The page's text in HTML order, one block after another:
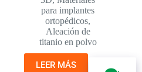
para implantes
ortopédicos,
Aleación de
titanio en polvo
LEER MÁS